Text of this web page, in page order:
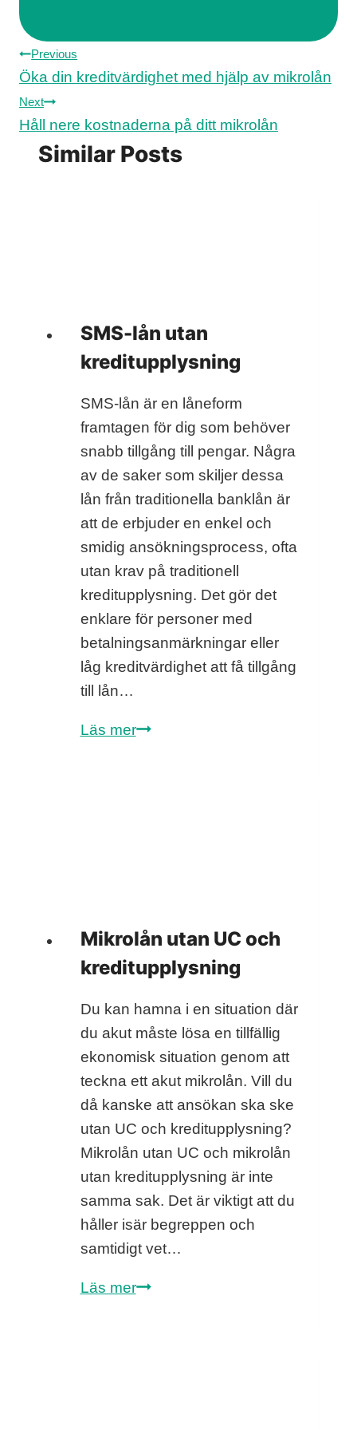
Inläggsnavigering
Previous
Öka din kreditvärdighet med hjälp av mikrolån
Next
Håll nere kostnaderna på ditt mikrolån
Similar Posts
SMS-lån utan
kreditupplysning
SMS-lån är en låneform
framtagen för dig som behöver
snabb tillgång till pengar. Några
av de saker som skiljer dessa
lån från traditionella banklån är
att de erbjuder en enkel och
smidig ansökningsprocess, ofta
utan krav på traditionell
kreditupplysning. Det gör det
enklare för personer med
betalningsanmärkningar eller
låg kreditvärdighet att få tillgång
till lån…
Läs merSMS-
Mikrolån utan UC och
kreditupplysning
Du kan hamna i en situation där
du akut måste lösa en tillfällig
ekonomisk situation genom att
teckna ett akut mikrolån. Vill du
då kanske att ansökan ska ske
utan UC och kreditupplysning?
Mikrolån utan UC och mikrolån
utan kreditupplysning är inte
samma sak. Det är viktigt att du
håller isär begreppen och
samtidigt vet…
Läs merMikrolån